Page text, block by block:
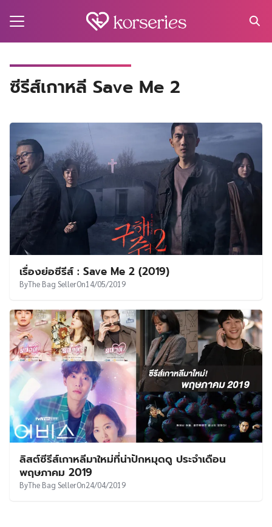
ซีรีส์เกาหลี Save Me 2
เรื่องย่อซีรีส์ : Save Me 2 (2019)
ByThe Bag SellerOn14/05/2019
ลิสต์ซีรีส์เกาหลีมาใหม่ที่น่าปักหมุดดู ประจำเดือน
พฤษภาคม 2019
ByThe Bag SellerOn24/04/2019